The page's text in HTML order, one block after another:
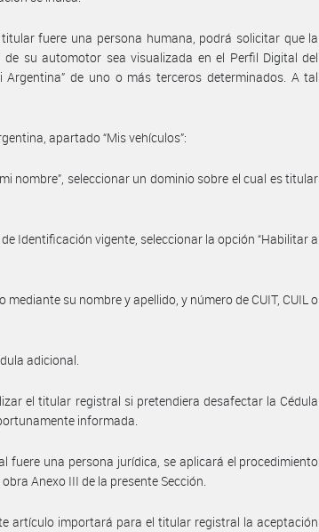
titular fuere una persona humana, podrá solicitar que la
su automotor sea visualizada en el Perfil Digital del
Argentina” de uno o más terceros determinados. A tal
apartado “Mis vehículos”:
nombre”, seleccionar un dominio sobre el cual es titular
Identificación vigente, seleccionar la opción “Habilitar a
su nombre y apellido, y número de CUIT, CUIL o
adicional.
el titular registral si pretendiera desafectar la Cédula
informada.
fuere una persona jurídica, se aplicará el procedimiento
Anexo III de la presente Sección.
artículo importará para el titular registral la aceptación